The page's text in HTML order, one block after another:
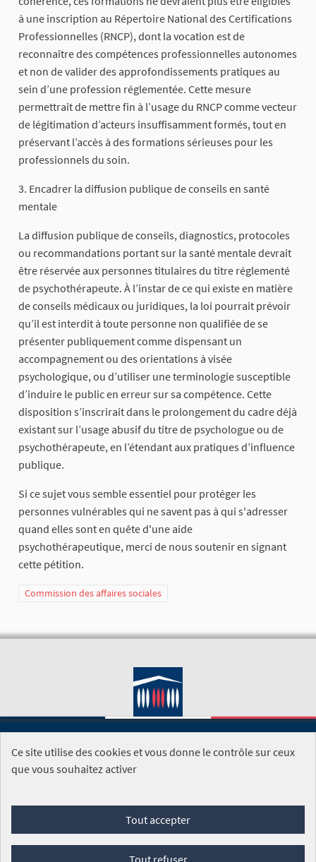
à une inscription au Répertoire National des Certifications
Professionnelles (RNCP), dont la vocation est de
reconnaître des compétences professionnelles autonomes
et non de valider des approfondissements pratiques au
sein d’une profession réglementée. Cette mesure
permettrait de mettre fin à l’usage du RNCP comme vecteur
de légitimation d’acteurs insuffisamment formés, tout en
préservant l’accès à des formations sérieuses pour les
professionnels du soin.
3. Encadrer la diffusion publique de conseils en santé
mentale
La diffusion publique de conseils, diagnostics, protocoles
ou recommandations portant sur la santé mentale devrait
être réservée aux personnes titulaires du titre réglementé
de psychothérapeute. À l’instar de ce qui existe en matière
de conseils médicaux ou juridiques, la loi pourrait prévoir
qu’il est interdit à toute personne non qualifiée de se
présenter publiquement comme dispensant un
accompagnement ou des orientations à visée
psychologique, ou d’utiliser une terminologie susceptible
d’induire le public en erreur sur sa compétence. Cette
disposition s’inscrirait dans le prolongement du cadre déjà
existant sur l’usage abusif du titre de psychologue ou de
psychothérapeute, en l’étendant aux pratiques d’influence
publique.
Si ce sujet vous semble essentiel pour protéger les
personnes vulnérables qui ne savent pas à qui s'adresser
quand elles sont en quête d'une aide
psychothérapeutique, merci de nous soutenir en signant
cette pétition.
Commission des affaires sociales
SITE DE L'ASSEMBLÉE NATIONALE
Foire aux questions
Conditions générales d'utilisation (CGU)
Mentions légales
Cookies
Ce site utilise des cookies et vous donne le contrôle sur ceux
que vous souhaitez activer
Tout accepter
Tout refuser